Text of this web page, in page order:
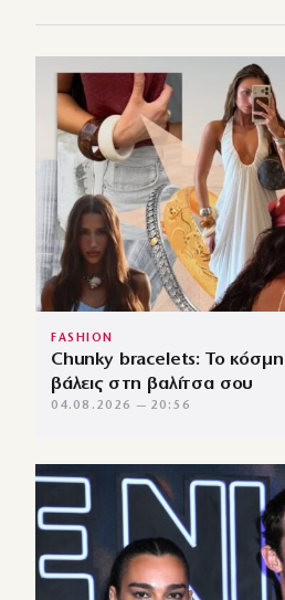
FASHION
Chunky bracelets: Το
βάλεις στη βαλίτσα σου
04.08.2026 — 20:56